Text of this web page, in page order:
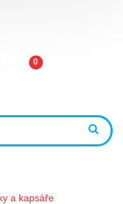
0
a kapsáře